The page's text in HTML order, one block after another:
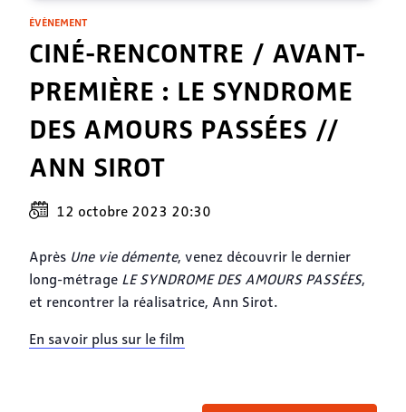
ÉVÈNEMENT
CINÉ-RENCONTRE / AVANT-
PREMIÈRE : LE SYNDROME
DES AMOURS PASSÉES //
ANN SIROT
12 octobre 2023 20:30
Après Une vie démente, venez découvrir le dernier
long-métrage LE SYNDROME DES AMOURS PASSÉES,
et rencontrer la réalisatrice, Ann Sirot.
En savoir plus sur le film